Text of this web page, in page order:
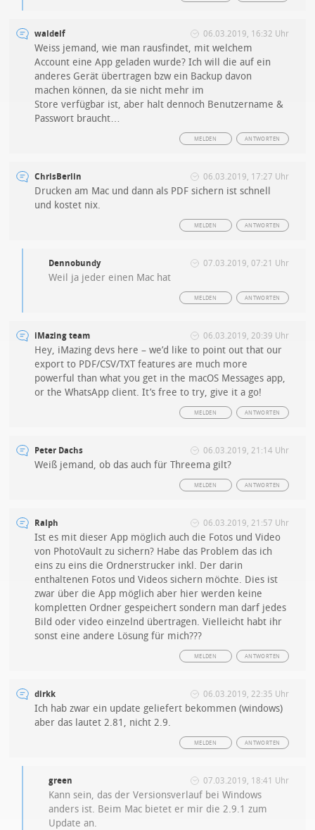
waldelf 06.03.2019, 16:32 Uhr
Weiss jemand, wie man rausfindet, mit welchem
Account eine App geladen wurde? Ich will die auf ein
anderes Gerät übertragen bzw ein Backup davon
machen können, da sie nicht mehr im
Store verfügbar ist, aber halt dennoch Benutzername &
Passwort braucht…
ANTWORTEN
MELDEN
ChrisBerlin 06.03.2019, 17:27 Uhr
Drucken am Mac und dann als PDF sichern ist schnell
und kostet nix.
ANTWORTEN
MELDEN
Dennobundy 07.03.2019, 07:21 Uhr
Weil ja jeder einen Mac hat
ANTWORTEN
MELDEN
iMazing team 06.03.2019, 20:39 Uhr
Hey, iMazing devs here – we’d like to point out that our
export to PDF/CSV/TXT features are much more
powerful than what you get in the macOS Messages app,
or the WhatsApp client. It’s free to try, give it a go!
ANTWORTEN
MELDEN
Peter Dachs 06.03.2019, 21:14 Uhr
Weiß jemand, ob das auch für Threema gilt?
ANTWORTEN
MELDEN
Ralph 06.03.2019, 21:57 Uhr
Ist es mit dieser App möglich auch die Fotos und Video
von PhotoVault zu sichern? Habe das Problem das ich
eins zu eins die Ordnerstrucker inkl. Der darin
enthaltenen Fotos und Videos sichern möchte. Dies ist
zwar über die App möglich aber hier werden keine
kompletten Ordner gespeichert sondern man darf jedes
Bild oder video einzelnd übertragen. Vielleicht habt ihr
sonst eine andere Lösung für mich???
ANTWORTEN
MELDEN
dirkk 06.03.2019, 22:35 Uhr
Ich hab zwar ein update geliefert bekommen (windows)
aber das lautet 2.81, nicht 2.9.
ANTWORTEN
MELDEN
green 07.03.2019, 18:41 Uhr
Kann sein, das der Versionsverlauf bei Windows
anders ist. Beim Mac bietet er mir die 2.9.1 zum
Update an.